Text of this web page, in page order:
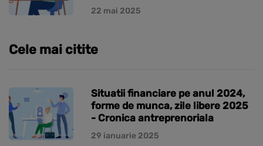
22 mai 2025
Cele mai citite
Situatii financiare pe anul 2024,
forme de munca, zile libere 2025
- Cronica antreprenoriala
29 ianuarie 2025